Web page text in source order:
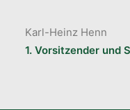
Karl-Heinz Henn
1. Vorsitzender und